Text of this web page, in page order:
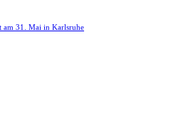
am 31. Mai in Karlsruhe